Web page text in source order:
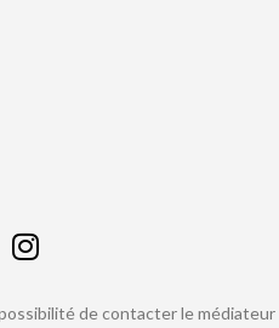
de contacter le médiateur